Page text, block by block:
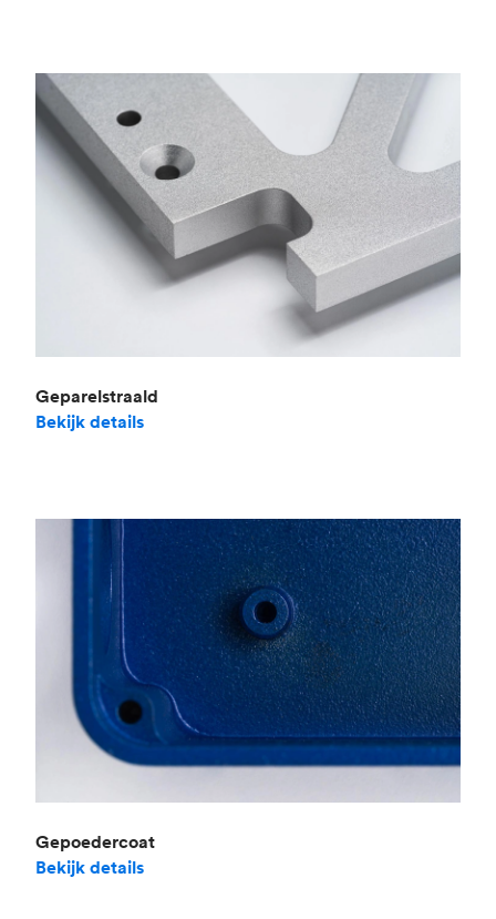
Geparelstraald
Bekijk details
Gepoedercoat
Bekijk details